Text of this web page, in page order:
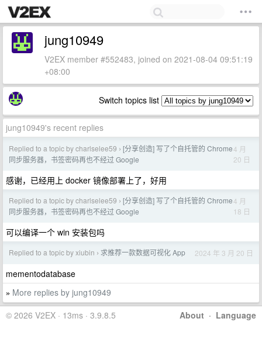
jung10949
V2EX member #552483, joined on 2021-08-04 09:51:19
+08:00
Switch topics list
jung10949's recent replies
Replied to a topic by charlselee59 › [分享创造] 写了个自托管的 Chrome
同步服务器，书签密码再也不经过 Google
4 月
20 日
感谢，已经用上 docker 镜像部署上了，好用
Replied to a topic by charlselee59 › [分享创造] 写了个自托管的 Chrome
同步服务器，书签密码再也不经过 Google
4 月
18 日
可以编译一个 win 安装包吗
Replied to a topic by xiubin › 求推荐一款数据可视化 App 2024 年 3 月 20 日
mementodatabase
» More replies by jung10949
About · Language
© 2026 V2EX · 13ms · 3.9.8.5